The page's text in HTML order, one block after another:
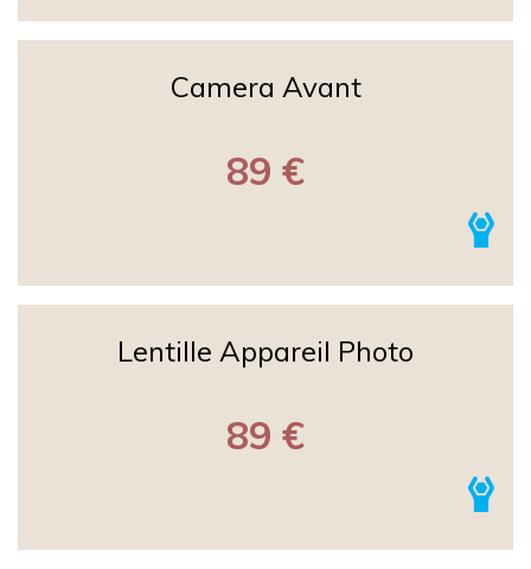
Camera Avant
89 €
Lentille Appareil Photo
89 €